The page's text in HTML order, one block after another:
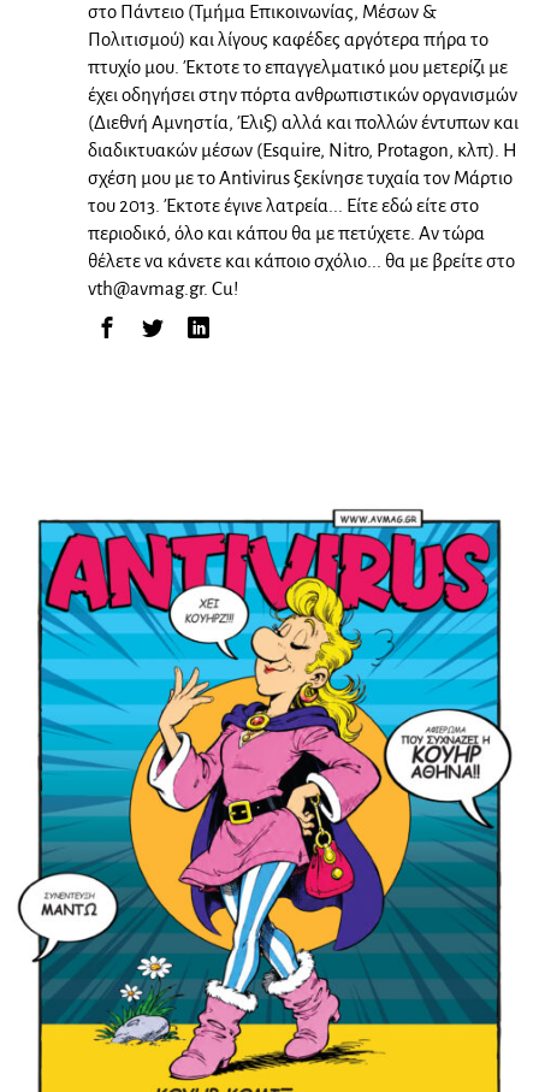
στο Πάντειο (Τμήμα Επικοινωνίας, Μέσων &
Πολιτισμού) και λίγους καφέδες αργότερα πήρα το
πτυχίο μου. Έκτοτε το επαγγελματικό μου μετερίζι με
έχει οδηγήσει στην πόρτα ανθρωπιστικών οργανισμών
(Διεθνή Αμνηστία, Έλιξ) αλλά και πολλών έντυπων και
διαδικτυακών μέσων (Esquire, Nitro, Protagon, κλπ). Η
σχέση μου με το Antivirus ξεκίνησε τυχαία τον Μάρτιο
του 2013. Έκτοτε έγινε λατρεία... Είτε εδώ είτε στο
περιοδικό, όλο και κάπου θα με πετύχετε. Αν τώρα
θέλετε να κάνετε και κάποιο σχόλιο... θα με βρείτε στο
vth@avmag.gr. Cu!